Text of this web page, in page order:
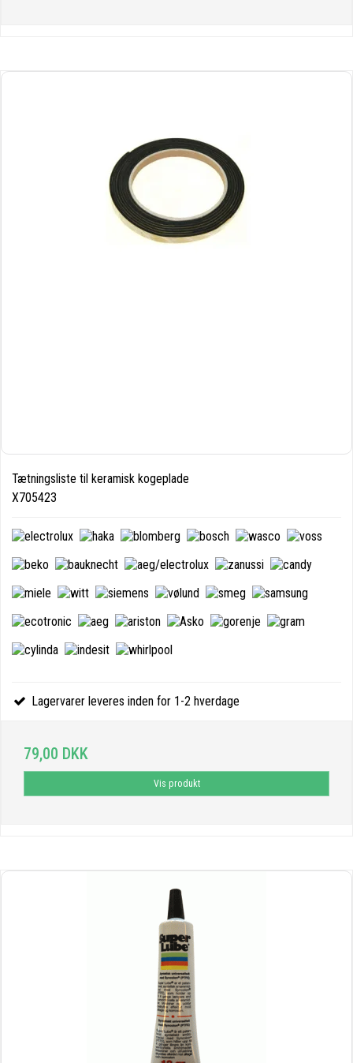
Tætningsliste til keramisk kogeplade
X705423
Lagervarer leveres inden for 1-2 hverdage
79,00 DKK
Vis produkt